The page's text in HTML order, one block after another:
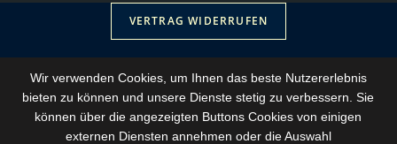
VERTRAG WIDERRUFEN
Wir verwenden Cookies, um Ihnen das beste Nutzererlebnis
bieten zu können und unsere Dienste stetig zu verbessern . Sie
können über die angezeigten Buttons Cookies von einigen
externen Diensten annehmen oder die Auswahl